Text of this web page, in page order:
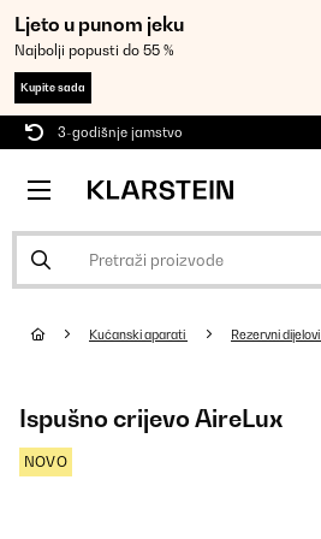
Ljeto u punom jeku
Najbolji popusti do 55 %
Kupite sada
3-godišnje jamstvo
Kućanski aparati Rezervni dijelovi
Ispušno crijevo AireLux
NOVO